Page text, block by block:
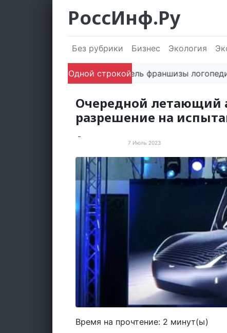
РоссИнф.Ру
Без рубрики Бизнес Экология
Одной строкой
Сооснователь франшизы
Очередной летающий
разрешение на
7 Июль 2023
Время на прочтение: 2 минут(ы)